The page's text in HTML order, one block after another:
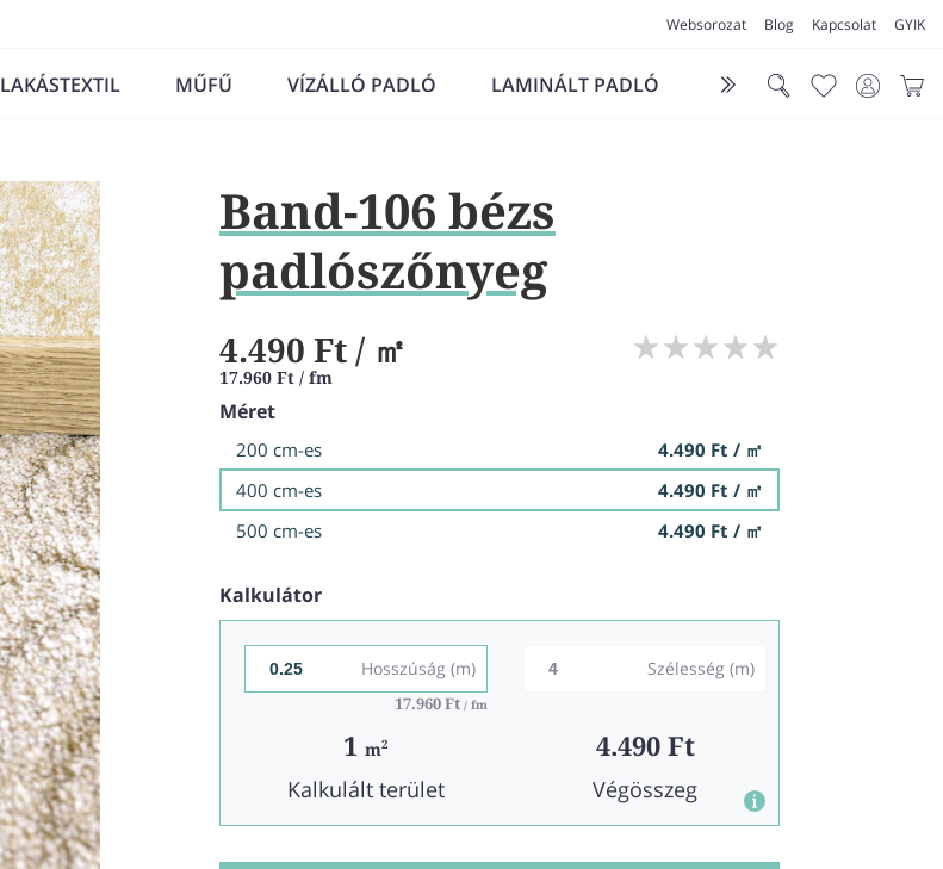
Websorozat Blog Kapcsolat GYIK
LAKÁSTEXTIL MŰFŰ VÍZÁLLÓ PADLÓ LAMINÁLT PADLÓ FUTÓSZŐNYEG
Band-106 bézs
padlószőnyeg
4.490 Ft / ㎡
17.960 Ft / fm
Méret
200 cm-es
4.490 Ft / ㎡
400 cm-es
4.490 Ft / ㎡
500 cm-es
4.490 Ft / ㎡
Kalkulátor
Hosszúság (m)
17.960 Ft / fm
1 m2
Kalkulált terület
Szélesség (m)
4.490 Ft
Végösszeg